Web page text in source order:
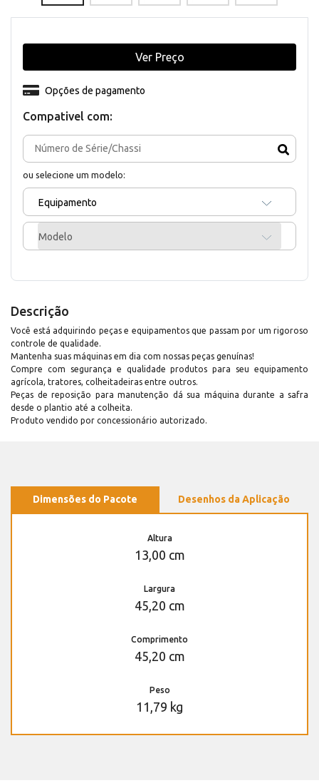
Compativel com:
ou selecione um modelo:
Equipamento
Modelo
Opções de pagamento
Ver Preço
Descrição
Você está adquirindo peças e equipamentos que passam por um rigoroso
controle de qualidade.
Mantenha suas máquinas em dia com nossas peças genuínas!
Compre com segurança e qualidade produtos para seu equipamento
agrícola, tratores, colheitadeiras entre outros.
Peças de reposição para manutenção dá sua máquina durante a safra
desde o plantio até a colheita.
Produto vendido por concessionário autorizado.
Dimensões do Pacote Desenhos da Aplicação
Altura
13,00 cm
Largura
45,20 cm
Comprimento
45,20 cm
Peso
11,79 kg